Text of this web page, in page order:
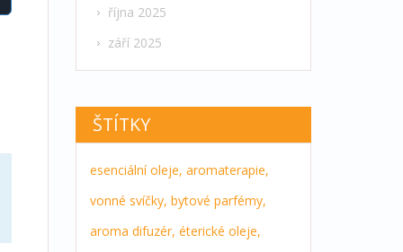
října 2025
září 2025
ŠTÍTKY
esenciální oleje, aromaterapie,
vonné svíčky, bytové parfémy,
aroma difuzér, éterické oleje,